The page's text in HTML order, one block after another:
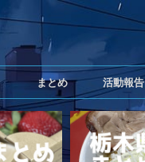
まとめ 活動報告